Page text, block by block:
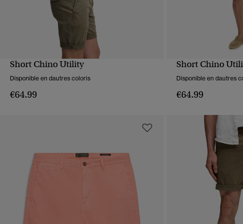
APERÇU RAPIDE
Short Chino Utility
Disponible en dautres coloris
€64.99
Short Chino
Disponible en dautres
€64.99